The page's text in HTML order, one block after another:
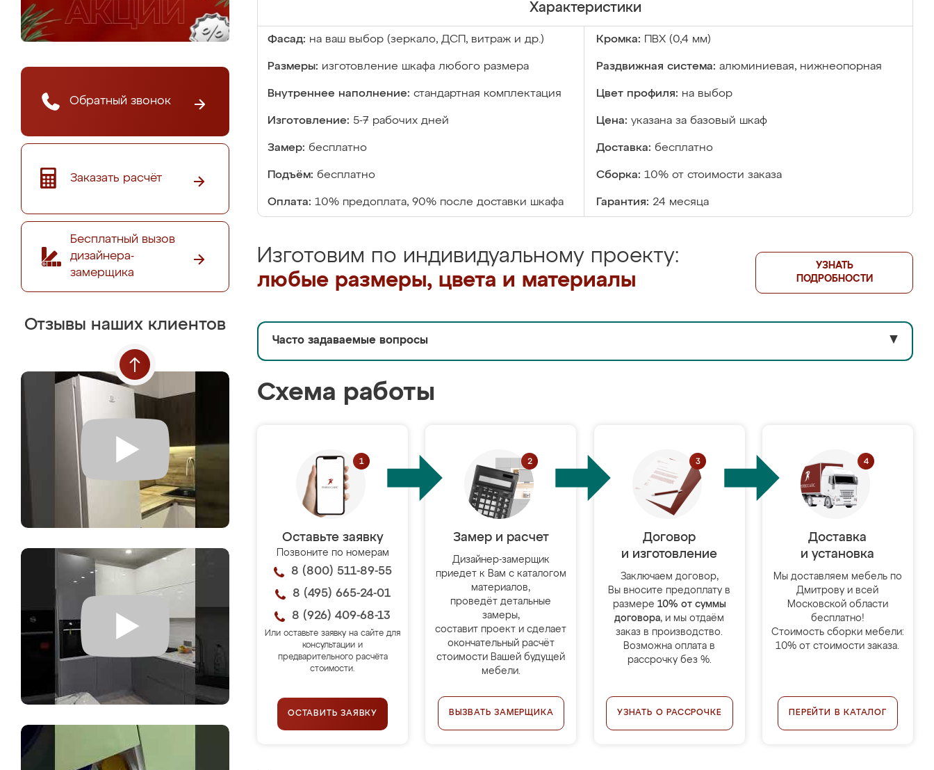
Обратный звонок
Заказать расчёт
Бесплатный вызов
дизайнера-
замерщика
Отзывы наших клиентов
Характеристики
Фасад: на ваш выбор (зеркало, ДСП, витраж и др.) Кромка: ПВХ (0,4 мм)
Размеры: изготовление шкафа любого размера Раздвижная система: алюминиевая, нижнеопорная
Внутреннее наполнение: стандартная комплектация Цвет профиля: на выбор
Изготовление: 5-7 рабочих дней Цена: указана за базовый шкаф
Замер: бесплатно Доставка: бесплатно
Подъём: бесплатно Сборка: 10% от стоимости заказа
Оплата: 10% предоплата, 90% после доставки шкафа Гарантия: 24 месяца
Изготовим по индивидуальному проекту:
любые размеры, цвета и материалы
УЗНАТЬ
ПОДРОБНОСТИ
Часто задаваемые вопросы ▼
Схема работы
Оставьте заявку
Позвоните по номерам
8 (800) 511-89-55
8 (495) 665-24-01
8 (926) 409-68-13
Или оставьте заявку на сайте для
консультации и
предварительного расчёта
стоимости.
ОСТАВИТЬ ЗАЯВКУ
Замер и расчет
Дизайнер-замерщик
приедет к Вам с каталогом
материалов,
проведёт детальные
замеры,
составит проект и сделает
окончательный расчёт
стоимости Вашей будущей
мебели.
ВЫЗВАТЬ ЗАМЕРЩИКА
Договор
и изготовление
Заключаем договор,
Вы вносите предоплату в
размере 10% от суммы
договора, и мы отдаём
заказ в производство.
Возможна оплата в
рассрочку без %.
УЗНАТЬ О РАССРОЧКЕ
Доставка
и установка
Мы доставляем мебель по
Дмитрову и всей
Московской области
бесплатно!
Стоимость сборки мебели:
10% от стоимости заказа.
ПЕРЕЙТИ В КАТАЛОГ